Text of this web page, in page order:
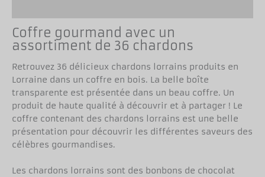
Coffre gourmand avec un
assortiment de 36 chardons
Retrouvez 36 délicieux chardons lorrains produits en
Lorraine dans un coffre en bois. La belle boîte
transparente est présentée dans un beau coffre. Un
produit de haute qualité à découvrir et à partager ! Le
coffre contenant des chardons lorrains est une belle
présentation pour découvrir les différentes saveurs des
célèbres gourmandises.
Les chardons lorrains sont des bonbons de chocolat